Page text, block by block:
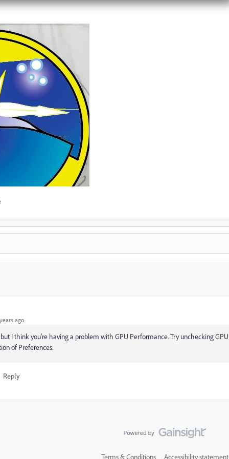
ago
I think you're having a problem with GPU Performance. Try unchecking GPU
of Preferences.
Reply
Terms & Conditions Accessibility statement